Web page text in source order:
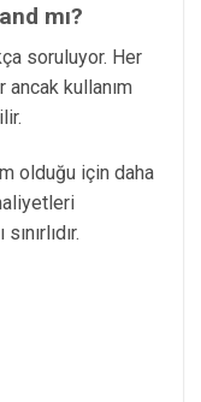
mı?
soruluyor. Her
kullanım
olduğu için daha